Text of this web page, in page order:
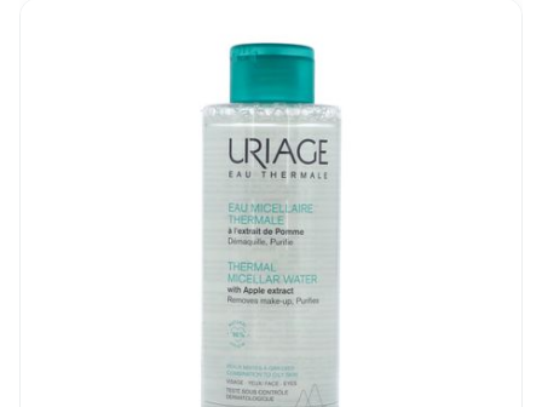
65 mm
190 mm
Kamertemperatuur (15°C - 25°C)